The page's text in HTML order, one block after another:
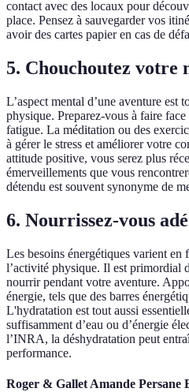
contact avec des locaux pour
place. Pensez à sauvegarder vos
avoir des cartes papier en cas de
5. Chouchoutez votre
L’aspect mental d’une aventure est
physique. Preparez-vous à faire
fatigue. La méditation ou des
à gérer le stress et améliorer votre
attitude positive, vous serez plus
émerveillements que vous
détendu est souvent synonyme de
6. Nourrissez-vous
Les besoins énergétiques varient en
l’activité physique. Il est primordial
nourrir pendant votre aventure.
énergie, tels que des barres
L'hydratation est tout aussi
suffisamment d’eau ou d’énergie
l’INRA, la déshydratation peut
performance.
Roger & Gallet Amande Persane